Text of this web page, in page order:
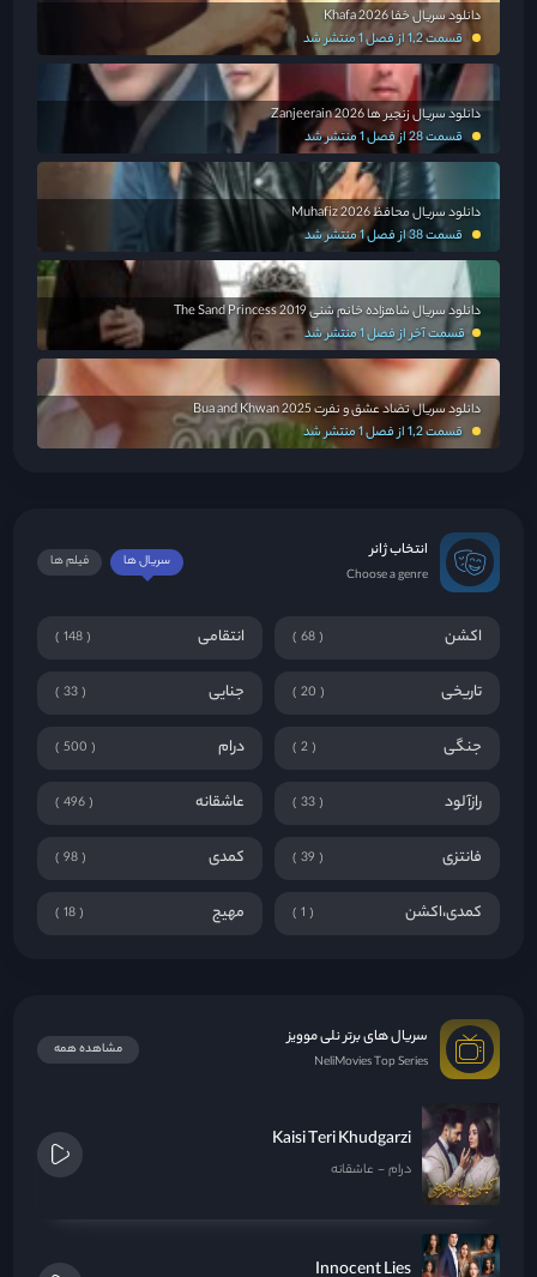
دانلود سریال خفا Khafa 2026
قسمت 1,2 از فصل 1 منتشر شد
دانلود سریال زنجیر ها Zanjeerain 2026
قسمت 28 از فصل 1 منتشر شد
دانلود سریال محافظ Muhafiz 2026
قسمت 38 از فصل 1 منتشر شد
دانلود سریال شاهزاده خانم شنی The Sand Princess 2019
قسمت آخر از فصل 1 منتشر شد
دانلود سریال تضاد عشق و نفرت Bua and Khwan 2025
قسمت 1,2 از فصل 1 منتشر شد
انتخاب ژانر
Choose a genre
فیلم ها سریال ها
اکشن 68 انتقامی 148
تاریخی 20 جنایی 33
جنگی 2 درام 500
رازآلود 33 عاشقانه 496
فانتزی 39 کمدی 98
کمدی،اکشن 1 مهیج 18
سریال های برتر نلی موویز
NeliMovies Top Series
مشاهده همه
Kaisi Teri Khudgarzi
درام عاشقانه
Innocent Lies